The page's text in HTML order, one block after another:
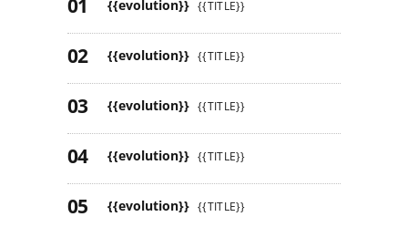
{{evolution}} {{TITLE}}
{{evolution}} {{TITLE}}
{{evolution}} {{TITLE}}
{{evolution}} {{TITLE}}
{{evolution}} {{TITLE}}